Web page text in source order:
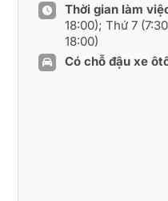
Thời gian làm
18:00); Thứ 7
18:00)
Có chỗ đậu xe